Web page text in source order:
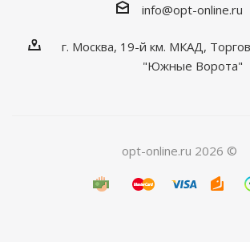
info@opt-online.ru
г. Москва, 19-й км. МКАД,
"Южные Ворота"
opt-online.ru 2026 ©